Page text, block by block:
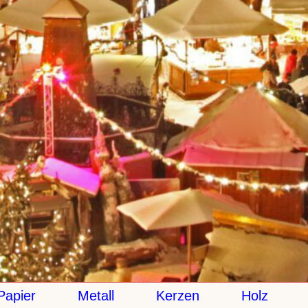
Metall Kerzen Holz